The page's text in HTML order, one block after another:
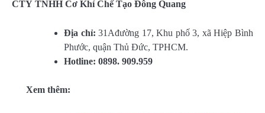
CTY TNHH Cơ Khí Chế Tạo Đông Quang
Địa chỉ: 31Ađường 17, Khu phố 3, xã Hiệp Bình
Phước, quận Thủ Đức, TPHCM.
Hotline: 0898. 909.959
Xem thêm: